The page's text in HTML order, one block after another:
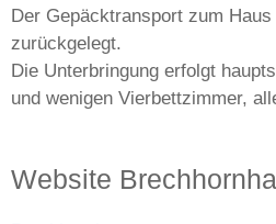
Der Gepäcktransport zum
zurückgelegt.
Die Unterbringung erfolgt
und wenigen Vierbettzimmer,
Website